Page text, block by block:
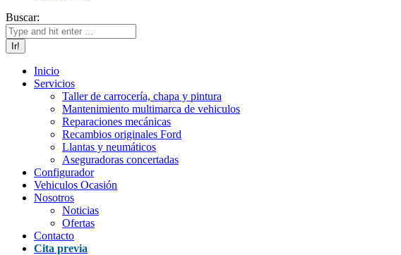
Buscar:
Inicio
Servicios
Taller de carrocería, chapa y pintura
Mantenimiento multimarca de vehiculos
Reparaciones mecánicas
Recambios originales Ford
Llantas y neumáticos
Aseguradoras concertadas
Configurador
Vehiculos Ocasión
Nosotros
Noticias
Ofertas
Contacto
Cita previa